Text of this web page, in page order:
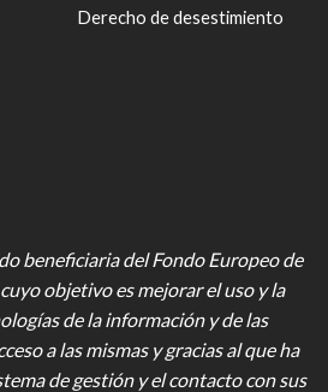
Derecho de desestimiento
beneficiaria del Fondo Europeo de
objetivo es mejorar el uso y la
de la información y de las
a las mismas y gracias al que ha
de gestión y el contacto con sus